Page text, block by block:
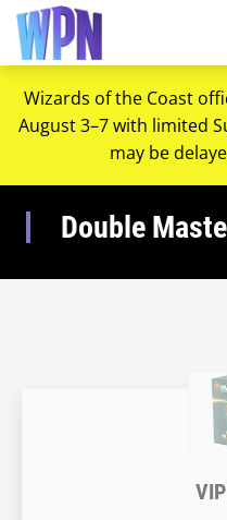
Wizards of the Coast
August 3–7 with limited
may be
Double